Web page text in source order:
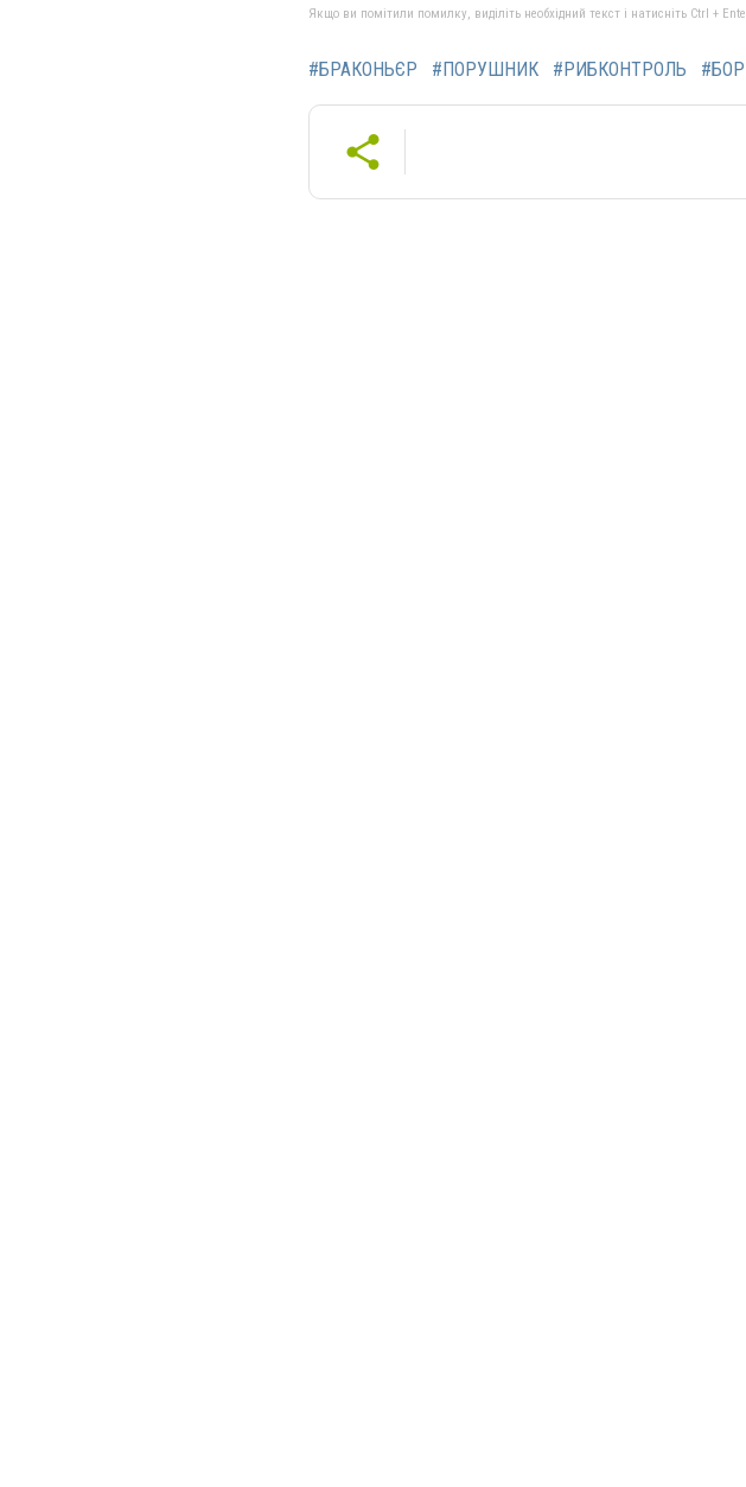
Якщо ви помітили помилку, виділіть необхідний текст і натисніть Ctrl +
#БРАКОНЬЄР #ПОРУШНИК #РИБКОНТРОЛЬ